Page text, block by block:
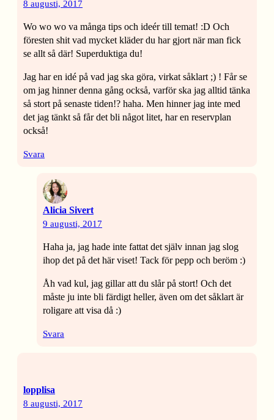
8 augusti, 2017
Wo wo wo va många tips och ideér till temat! :D Och
föresten shit vad mycket kläder du har gjort när man fick
se allt så där! Superduktiga du!
Jag har en idé på vad jag ska göra, virkat såklart ;) ! Får se
om jag hinner denna gång också, varför ska jag alltid tänka
så stort på senaste tiden!? haha. Men hinner jag inte med
det jag tänkt så får det bli något litet, har en reservplan
också!
Svara
Alicia Sivert
9 augusti, 2017
Haha ja, jag hade inte fattat det själv innan jag slog
ihop det på det här viset! Tack för pepp och beröm :)
Åh vad kul, jag gillar att du slår på stort! Och det
måste ju inte bli färdigt heller, även om det såklart är
roligare att visa då :)
Svara
lopplisa
8 augusti, 2017